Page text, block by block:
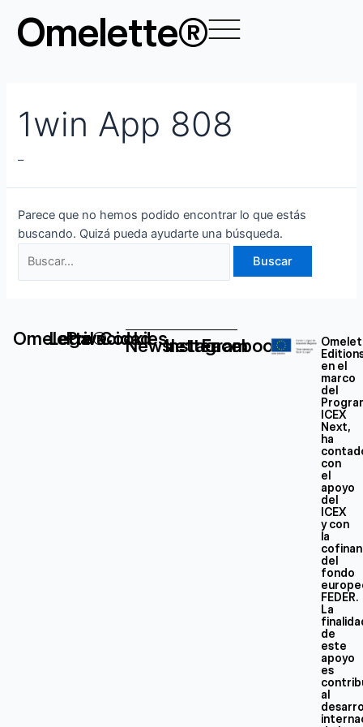
contenido
Omelette®
1win App 808
–
Parece que no hemos podido encontrar lo que estás
buscando. Quizá pueda ayudarte una búsqueda.
por:
Omelette®
Legal
Privacidad
Cookies
Newsletter
Instagram
Facebook
en el
marco
del
ICEX
Next,
ha
con
el
apoyo
del
ICEX
y con
la
del
fondo
FEDER.
La
de
este
apoyo
es
al